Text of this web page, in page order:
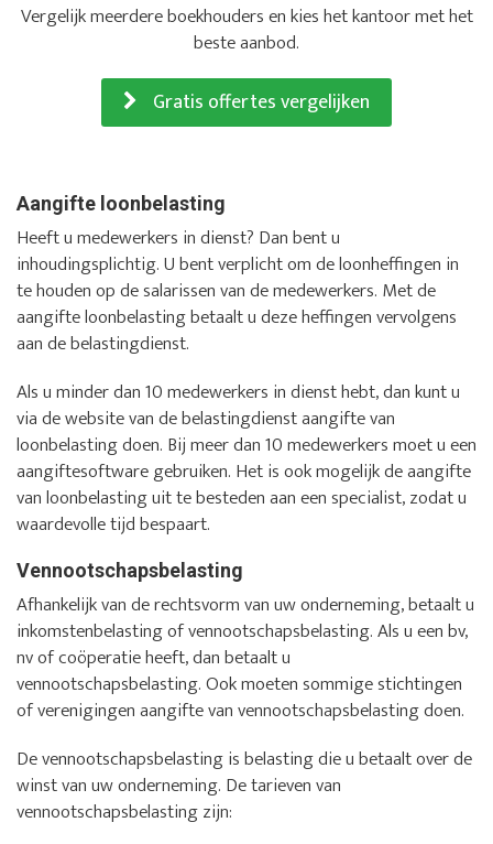
Vergelijk meerdere boekhouders en kies het kantoor met het
beste aanbod.
Gratis offertes vergelijken
Aangifte loonbelasting
Heeft u medewerkers in dienst? Dan bent u
inhoudingsplichtig. U bent verplicht om de loonheffingen in
te houden op de salarissen van de medewerkers. Met de
aangifte loonbelasting betaalt u deze heffingen vervolgens
aan de belastingdienst.
Als u minder dan 10 medewerkers in dienst hebt, dan kunt u
via de website van de belastingdienst aangifte van
loonbelasting doen. Bij meer dan 10 medewerkers moet u een
aangiftesoftware gebruiken. Het is ook mogelijk de aangifte
van loonbelasting uit te besteden aan een specialist, zodat u
waardevolle tijd bespaart.
Vennootschapsbelasting
Afhankelijk van de rechtsvorm van uw onderneming, betaalt u
inkomstenbelasting of vennootschapsbelasting. Als u een bv,
nv of coöperatie heeft, dan betaalt u
vennootschapsbelasting. Ook moeten sommige stichtingen
of verenigingen aangifte van vennootschapsbelasting doen.
De vennootschapsbelasting is belasting die u betaalt over de
winst van uw onderneming. De tarieven van
vennootschapsbelasting zijn: